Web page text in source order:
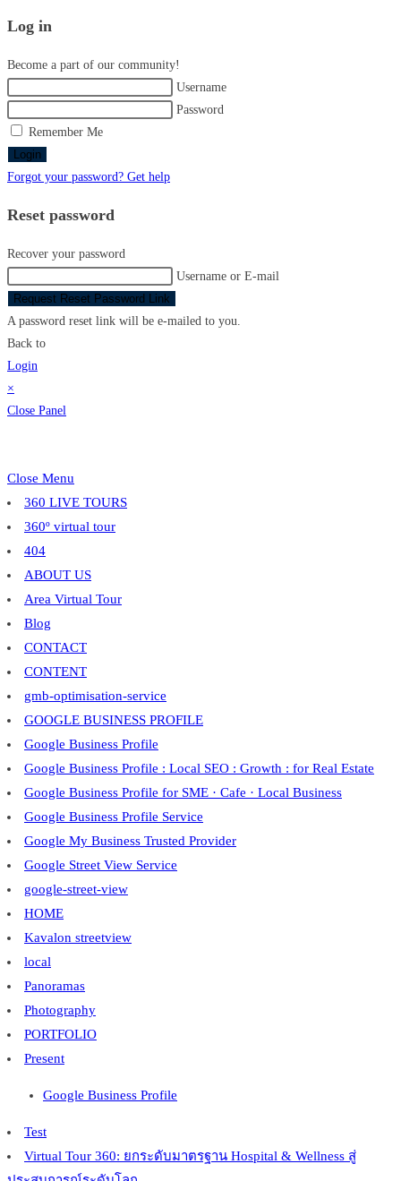
website
Log in
Become a part of our community!
Username
Password
Remember Me
Login
Forgot your password? Get help
Reset password
Recover your password
Username or E-mail
Request Reset Password Link
A password reset link will be e-mailed to you.
Back to
Login
×
Close Panel
Close Menu
360 LIVE TOURS
360º virtual tour
404
ABOUT US
Area Virtual Tour
Blog
CONTACT
CONTENT
gmb-optimisation-service
GOOGLE BUSINESS PROFILE
Google Business Profile
Google Business Profile : Local SEO : Growth : for Real Estate
Google Business Profile for SME · Cafe · Local Business
Google Business Profile Service
Google My Business Trusted Provider
Google Street View Service
google-street-view
HOME
Kavalon streetview
local
Panoramas
Photography
PORTFOLIO
Present
Google Business Profile
Test
Virtual Tour 360: ยกระดับมาตรฐาน Hospital & Wellness สู่